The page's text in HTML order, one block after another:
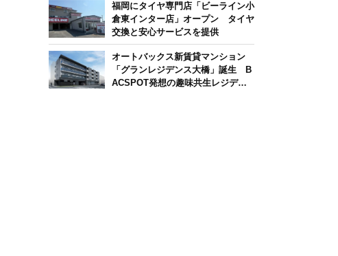
福岡にタイヤ専門店「ビーライン小
倉東インター店」オープン タイヤ
交換と安心サービスを提供
オートバックス新賃貸マンション
「グランレジデンス大橋」誕生 B
ACSPOT発想の趣味共生レジデン